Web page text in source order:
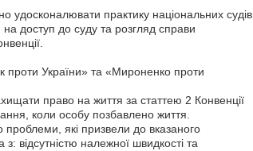
удосконалювати практику національних судів
доступ до суду та розгляд справи
проти України» та «Мироненко проти
право на життя за статтею 2 Конвенції
коли особу позбавлено життя.
проблеми, які призвели до вказаного
відсутністю належної швидкості та